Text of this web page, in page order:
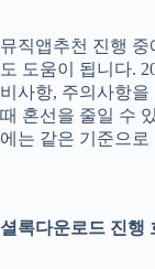
뮤직앱추천 진행
도 도움이 됩니다.
비사항, 주의사항
때 혼선을 줄일 수
에는 같은 기준으
셜록다운로드 진행